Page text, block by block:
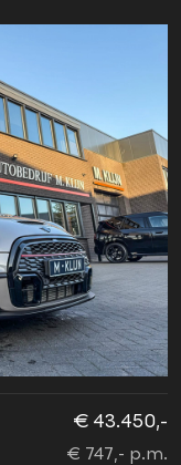
€ 43.450,-
€ 747,- p.m.